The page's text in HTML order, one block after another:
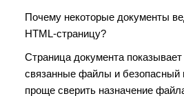
Почему некоторые документы
HTML-страницу?
Страница документа показывает
связанные файлы и безопасный
проще сверить назначение